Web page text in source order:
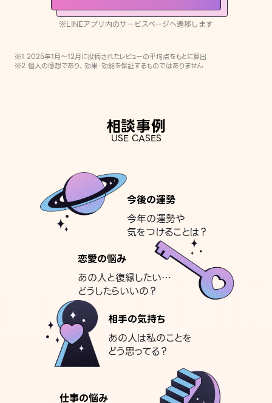
※LINEアプリ内のサービスページへ遷移します
※1 2025年1月〜12月に投稿されたレビューの平均点をもとに算出
※2 個人の感想であり、効果・効能を保証するものではありません
相談事例
USE CASES
今後の運勢
今年の運勢や
気をつけることは？
恋愛の悩み
あの人と復縁したい…
どうしたらいいの？
相手の気持ち
あの人は私のことを
どう思ってる？
仕事の悩み